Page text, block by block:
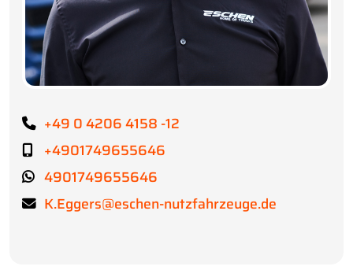
+49 0 4206 4158 -12
+4901749655646
4901749655646
K.Eggers@eschen-nutzfahrzeuge.de